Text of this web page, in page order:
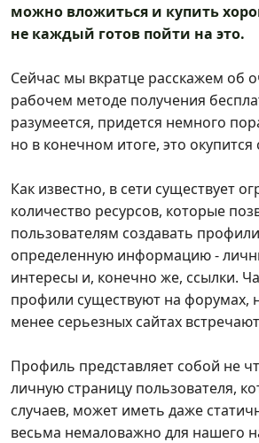
можно вложиться и купить
не каждый готов пойти на это.
Сейчас мы вкратце расскажем об
рабочем методе получения
разумеется, придется немного
но в конечном итоге, это окупится
Как известно, в сети существует
количество ресурсов, которые
пользователям создавать
определенную информацию -
интересы и, конечно же, ссылки.
профили существуют на форумах,
менее серьезных сайтах
Профиль представляет собой не
личную страницу пользователя,
случаев, может иметь даже
весьма немаловажно для нашего